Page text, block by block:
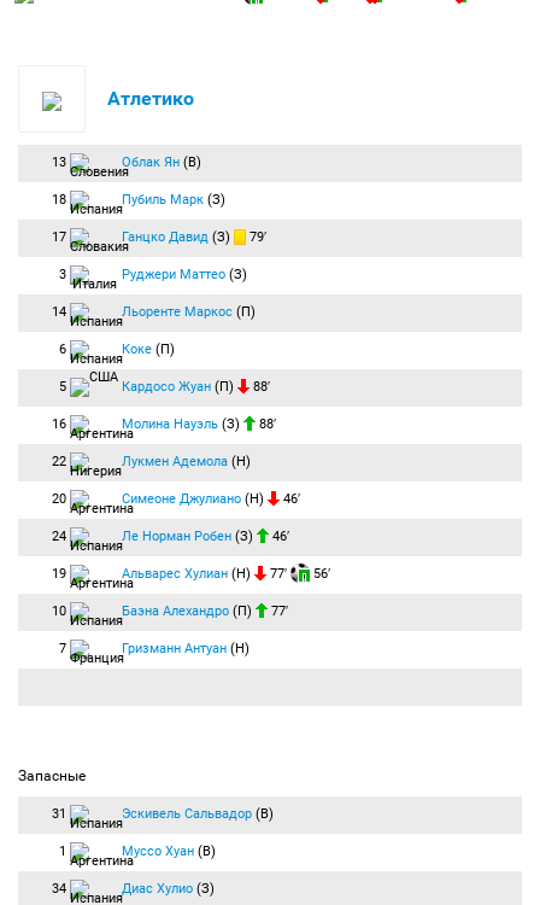
Атлетико
13 Облак Ян (В)
18 Пубиль Марк (З)
17 Ганцко Давид (З) 79′
3 Руджери Маттео (З)
14 Льоренте Маркос (П)
6 Коке (П)
5 Кардосо Жуан (П) 88′
16 Молина Науэль (З) 88′
22 Лукмен Адемола (Н)
20 Симеоне Джулиано (Н) 46′
24 Ле Норман Робен (З) 46′
19 Альварес Хулиан (Н) 77′ 56′
10 Баэна Алехандро (П) 77′
7 Гризманн Антуан (Н)
Запасные
31 Эскивель Сальвадор (В)
1 Муссо Хуан (В)
34 Диас Хулио (З)